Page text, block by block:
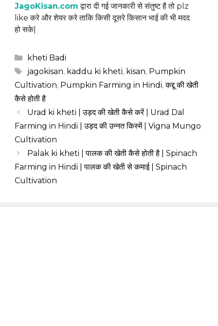
JagoKisan.com द्वारा दी गई जानकारी से संतुष्ट है तो plz
like करे और शेयर करे ताकि किसी दूसरे किसान भाई की भी मदद
हो सके|
Categories
kheti Badi
Tags
jagokisan, kaddu ki kheti, kisan, Pumpkin
Cultivation, Pumpkin Farming in Hindi,कद्दू की खेती
कैसे होती है
Urad ki kheti | उड़द की खेती कैसे करें | Urad Dal
Farming in Hindi | उड़द की उन्नत किस्में | Vigna Mungo
Cultivation
Palak ki kheti | पालक की खेती कैसे होती है | Spinach
Farming in Hindi | पालक की खेती से कमाई | Spinach
Cultivation